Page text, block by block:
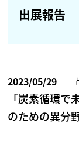
出展報告
2023/05/29
「炭素循環
のための異分